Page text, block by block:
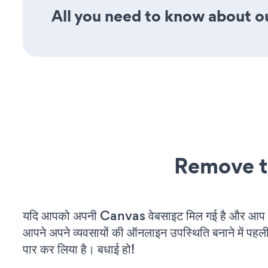
All you need to know about
Remove
यदि आपको अपनी Canvas वेबसाइट मिल गई है और आप
आपने अपने व्यवसायों की ऑनलाइन उपस्थिति बनाने में
पार कर लिया है। बधाई हो!